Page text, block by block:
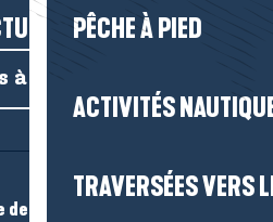
PÊCHE À PIED
ACTIVITÉS
TRAVERSÉES VERS
SALÉES !
à la newsletter
de tourisme